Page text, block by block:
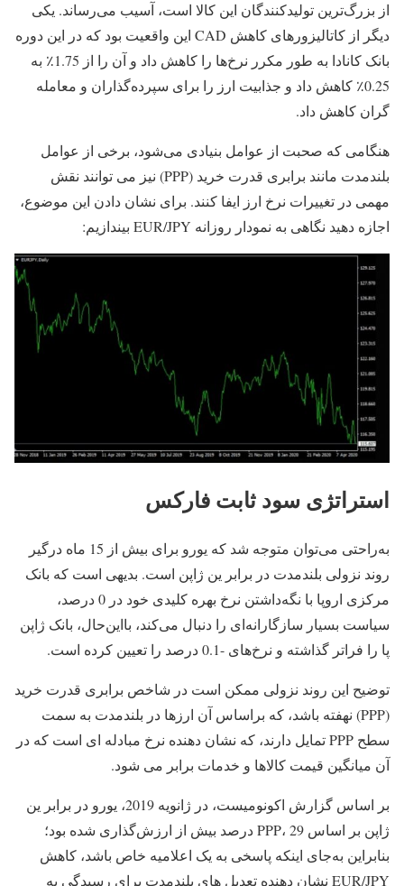
از بزرگ‌ترین تولیدکنندگان این کالا است، آسیب می‌رساند. یکی
دیگر از کاتالیزورهای کاهش CAD این واقعیت بود که در این دوره
بانک کانادا به طور مکرر نرخ‌ها را کاهش داد و آن را از 1.75٪ به
0.25٪ کاهش داد و جذابیت ارز را برای سپرده‌گذاران و معامله
گران کاهش داد.
هنگامی که صحبت از عوامل بنیادی می‌شود، برخی از عوامل
بلندمدت مانند برابری قدرت خرید (PPP) نیز می توانند نقش
مهمی در تغییرات نرخ ارز ایفا کنند. برای نشان دادن این موضوع،
اجازه دهید نگاهی به نمودار روزانه EUR/JPY بیندازیم:
استراتژی سود ثابت فارکس
به‌راحتی می‌توان متوجه شد که یورو برای بیش از 15 ماه درگیر
روند نزولی بلندمدت در برابر ین ژاپن است. بدیهی است که بانک
مرکزی اروپا با نگه‌داشتن نرخ بهره کلیدی خود در 0 درصد،
سیاست بسیار سازگارانه‌ای را دنبال می‌کند، بااین‌حال، بانک ژاپن
پا را فراتر گذاشته و نرخ‌های -0.1 درصد را تعیین کرده است.
توضیح این روند نزولی ممکن است در شاخص برابری قدرت خرید
(PPP) نهفته باشد، که براساس آن ارزها در بلندمدت به سمت
سطح PPP تمایل دارند، که نشان دهنده نرخ مبادله ای است که در
آن میانگین قیمت کالاها و خدمات برابر می شود.
بر اساس گزارش اکونومیست، در ژانویه 2019، یورو در برابر ین
ژاپن بر اساس PPP، 29 درصد بیش از ارزش‌گذاری شده بود؛
بنابراین به‌جای اینکه پاسخی به یک اعلامیه خاص باشد، کاهش
EUR/JPY نشان دهنده تعدیل های بلندمدت برای رسیدگی به